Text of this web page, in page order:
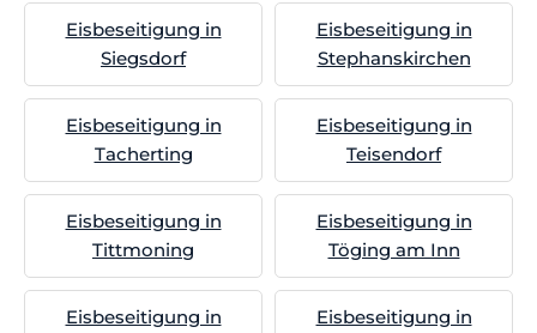
Eisbeseitigung in
Siegsdorf
Eisbeseitigung in
Stephanskirchen
Eisbeseitigung in
Tacherting
Eisbeseitigung in
Teisendorf
Eisbeseitigung in
Tittmoning
Eisbeseitigung in
Töging am Inn
Eisbeseitigung in
Eisbeseitigung in